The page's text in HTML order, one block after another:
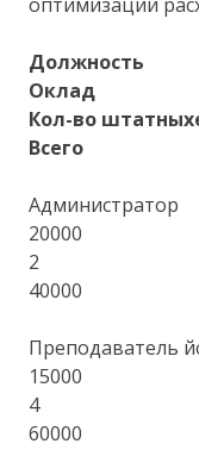
Должность
Оклад
Кол-во
Всего
Администратор
20000
2
40000
Преподаватель
15000
4
60000